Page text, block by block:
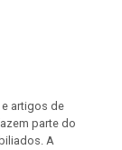
artigos de
parte do
A